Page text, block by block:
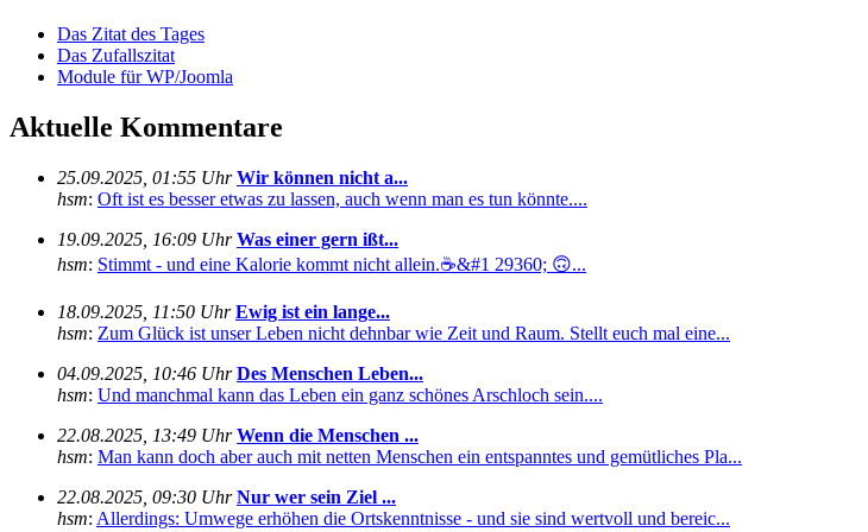
Das Zitat des Tages
Das Zufallszitat
Module für WP/Joomla
Aktuelle Kommentare
25.09.2025, 01:55 Uhr Wir können nicht a...
hsm: Oft ist es besser etwas zu lassen, auch wenn man es tun könnte....
19.09.2025, 16:09 Uhr Was einer gern ißt...
hsm: Stimmt - und eine Kalorie kommt nicht allein.☕&#1 29360; 🙃...
18.09.2025, 11:50 Uhr Ewig ist ein lange...
hsm: Zum Glück ist unser Leben nicht dehnbar wie Zeit und Raum. Stellt euch mal eine...
04.09.2025, 10:46 Uhr Des Menschen Leben...
hsm: Und manchmal kann das Leben ein ganz schönes Arschloch sein....
22.08.2025, 13:49 Uhr Wenn die Menschen ...
hsm: Man kann doch aber auch mit netten Menschen ein entspanntes und gemütliches Pla...
22.08.2025, 09:30 Uhr Nur wer sein Ziel ...
hsm: Allerdings: Umwege erhöhen die Ortskenntnisse - und sie sind wertvoll und bereic...